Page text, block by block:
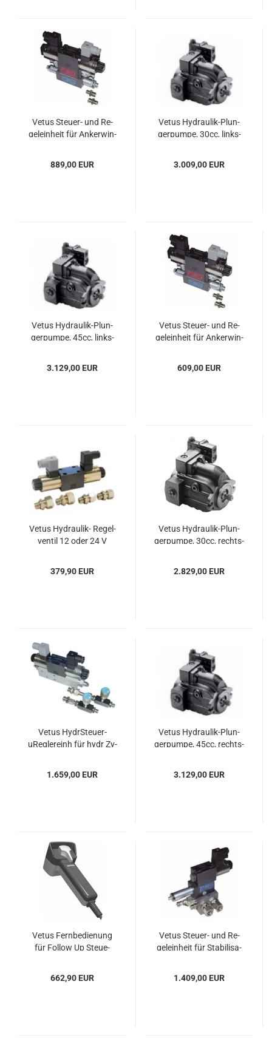
Vetus Steuer-​​ und Re­
gel­ein­heit für An­ker­win­
889,00 EUR
Vetus Hydraulik-​​Plun­
ger­pum­pe, 30cc, links­
3.009,00 EUR
Vetus Hydraulik-​​Plun­
ger­pum­pe, 45cc, links­
3.129,00 EUR
Vetus Steuer-​​ und Re­
gel­ein­heit für An­ker­win­
609,00 EUR
Vetus Hydraulik-​​ Re­gel­
ven­til 12 oder 24 V
379,90 EUR
Vetus Hydraulik-​​Plun­
ger­pum­pe, 30cc, rechts­
2.829,00 EUR
Vetus HydrSteuer-​​
uReg­ler­einh für hydr Zy­
1.659,00 EUR
Vetus Hydraulik-​​Plun­
ger­pum­pe, 45cc, rechts­
3.129,00 EUR
Vetus Fern­be­die­nung
für Fol­low Up Steue­
662,90 EUR
Vetus Steuer-​​ und Re­
gel­ein­heit für Sta­bi­li­sa­
1.409,00 EUR